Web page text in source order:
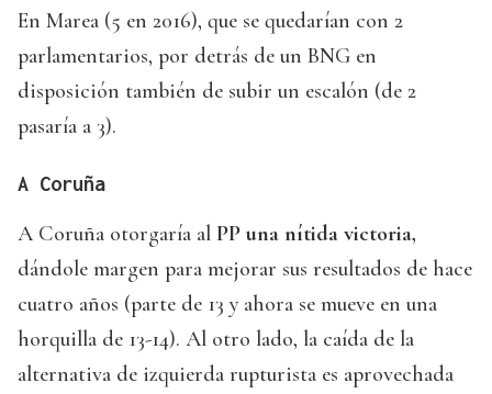
En Marea (5 en 2016), que se quedarían con 2
parlamentarios, por detrás de un BNG en
disposición también de subir un escalón (de 2
pasaría a 3).
A Coruña
A Coruña otorgaría al PP una nítida victoria,
dándole margen para mejorar sus resultados de hace
cuatro años (parte de 13 y ahora se mueve en una
horquilla de 13-14). Al otro lado, la caída de la
alternativa de izquierda rupturista es aprovechada